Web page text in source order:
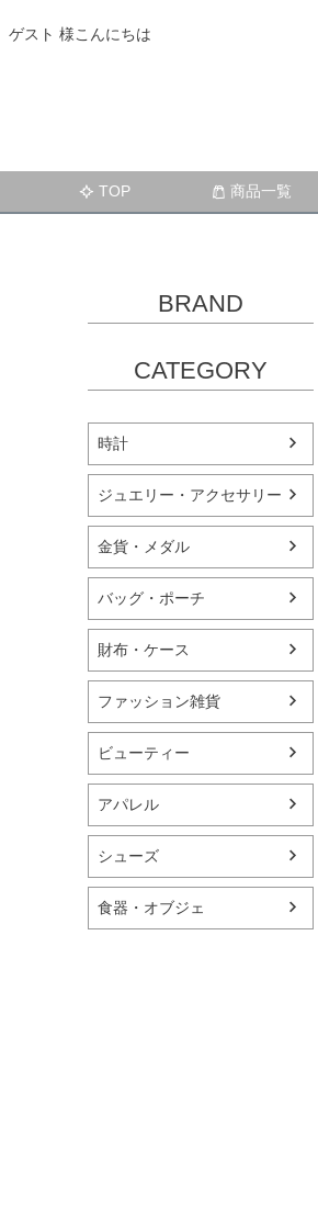
ゲスト 様こんにちは
TOP 商品一覧
BRAND
CATEGORY
時計
ジュエリー・アクセサリー
金貨・メダル
バッグ・ポーチ
財布・ケース
ファッション雑貨
ビューティー
アパレル
シューズ
食器・オブジェ